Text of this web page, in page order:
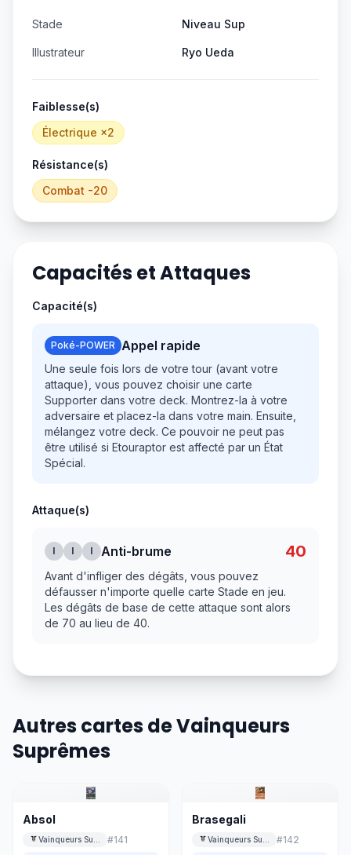
Stade Niveau Sup
Illustrateur Ryo Ueda
Faiblesse(s)
Électrique ×2
Résistance(s)
Combat -20
Capacités et Attaques
Capacité(s)
Poké-POWER Appel rapide
Une seule fois lors de votre tour (avant votre
attaque), vous pouvez choisir une carte
Supporter dans votre deck. Montrez-la à votre
adversaire et placez-la dans votre main. Ensuite,
mélangez votre deck. Ce pouvoir ne peut pas
être utilisé si Etouraptor est affecté par un État
Spécial.
Attaque(s)
I I I Anti-brume 40
Avant d'infliger des dégâts, vous pouvez
défausser n'importe quelle carte Stade en jeu.
Les dégâts de base de cette attaque sont alors
de 70 au lieu de 40.
Autres cartes de Vainqueurs
Suprêmes
Absol
#141
Brasegali
#142